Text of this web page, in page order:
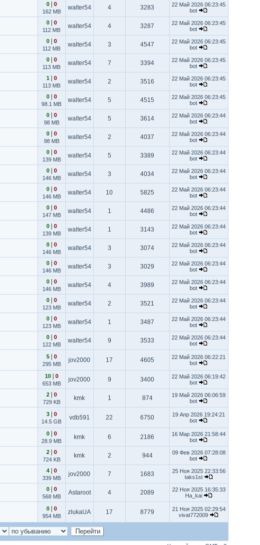
0|
0
162 MB
walter54 4 3283
22 Май 2026 06:23:45
bot
0|
0
112 MB
walter54 4 3287
22 Май 2026 06:23:45
bot
0|
0
112 MB
walter54 3 4547
22 Май 2026 06:23:45
bot
0|
0
113 MB
walter54 7 3394
22 Май 2026 06:23:45
bot
1|
0
113 MB
walter54 2 3516
22 Май 2026 06:23:45
bot
0|
0
98.1 MB
walter54 5 4515
22 Май 2026 06:23:45
bot
0|
0
98 MB
walter54 5 3614
22 Май 2026 06:23:44
bot
0|
0
98 MB
walter54 2 4037
22 Май 2026 06:23:44
bot
0|
0
139 MB
walter54 5 3389
22 Май 2026 06:23:44
bot
0|
0
146 MB
walter54 3 4034
22 Май 2026 06:23:44
bot
0|
0
146 MB
walter54 10 5825
22 Май 2026 06:23:44
bot
0|
0
147 MB
walter54 1 4486
22 Май 2026 06:23:44
bot
0|
0
139 MB
walter54 1 3143
22 Май 2026 06:23:44
bot
0|
0
146 MB
walter54 3 3074
22 Май 2026 06:23:44
bot
0|
0
146 MB
walter54 3 3029
22 Май 2026 06:23:44
bot
0|
0
146 MB
walter54 4 3989
22 Май 2026 06:23:44
bot
0|
0
123 MB
walter54 2 3521
22 Май 2026 06:23:44
bot
0|
0
123 MB
walter54 1 3487
22 Май 2026 06:23:44
bot
0|
0
122 MB
walter54 9 3533
22 Май 2026 06:23:44
bot
5|
0
295 MB
jov2000 17 4605
22 Май 2026 06:22:21
bot
10|
0
653 MB
jov2000 9 3400
22 Май 2026 06:19:42
bot
2|
0
729 KB
kmk 1 874
19 Май 2026 06:06:59
bot
3|
0
14.5 GB
vdb591 22 6750
19 Апр 2026 19:24:21
bot
0|
0
28.9 MB
kmk 6 2186
16 Мар 2026 21:58:44
bot
2|
0
724 KB
kmk 2 944
09 Фев 2026 07:28:08
bot
4|
0
339 MB
jov2000 7 1683
25 Ноя 2025 22:33:56
taks1st
0|
0
568 MB
Astaroot 4 2089
22 Ноя 2025 16:35:33
Ha_kai
0|
0
954 MB
zlukaUA 17 8779
21 Ноя 2025 02:29:54
vivat772009